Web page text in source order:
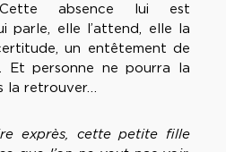
Cette absence lui est
parle, elle l’attend, elle la
un entêtement de
Et personne ne pourra la
la retrouver…
exprès, cette petite fille